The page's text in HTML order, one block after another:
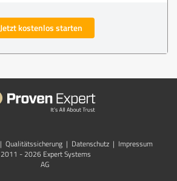
Jetzt kostenlos starten
| Qualitätssicherung | Datenschutz | Impressum
2011 - 2026 Expert Systems
AG